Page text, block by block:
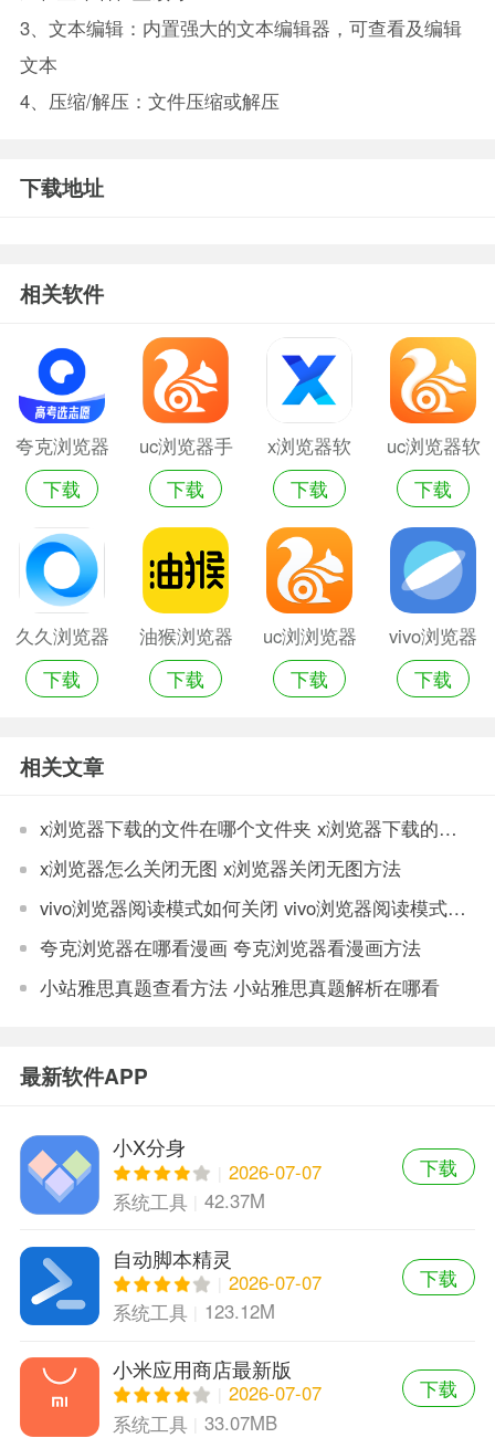
3、文本编辑：内置强大的文本编辑器，可查看及编辑
文本
4、压缩/解压：文件压缩或解压
下载地址
相关软件
夸克浏览器
软件
下载
uc浏览器手
机软件
下载
x浏览器软
件
下载
uc浏览器软
件
下载
久久浏览器
软件
下载
油猴浏览器
下载
uc浏浏览器
安卓版
下载
vivo浏览器
下载
相关文章
x浏览器下载的文件在哪个文件夹 x浏览器下载的文件保存位置
x浏览器怎么关闭无图 x浏览器关闭无图方法
vivo浏览器阅读模式如何关闭 vivo浏览器阅读模式关闭步骤
夸克浏览器在哪看漫画 夸克浏览器看漫画方法
小站雅思真题查看方法 小站雅思真题解析在哪看
最新软件APP
小X分身
2026-07-07
系统工具
42.37M
下载
自动脚本精灵
2026-07-07
系统工具
123.12M
下载
小米应用商店最新版
2026-07-07
系统工具
33.07MB
下载